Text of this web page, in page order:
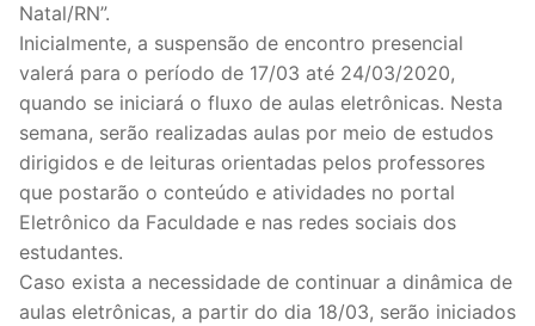
Natal/RN”.
Inicialmente, a suspensão de encontro presencial
valerá para o período de 17/03 até 24/03/2020,
quando se iniciará o fluxo de aulas eletrônicas. Nesta
semana, serão realizadas aulas por meio de estudos
dirigidos e de leituras orientadas pelos professores
que postarão o conteúdo e atividades no portal
Eletrônico da Faculdade e nas redes sociais dos
estudantes.
Caso exista a necessidade de continuar a dinâmica de
aulas eletrônicas, a partir do dia 18/03, serão iniciados